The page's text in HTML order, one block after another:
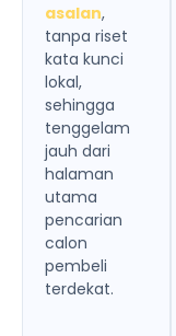
asalan,
tanpa riset
kata kunci
lokal,
sehingga
tenggelam
jauh dari
halaman
utama
pencarian
calon
pembeli
terdekat.